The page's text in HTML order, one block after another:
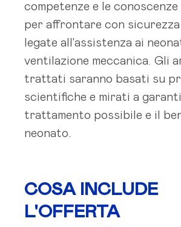
competenze e le
per affrontare con sicurezza
legate all'assistenza ai
ventilazione meccanica. Gli
trattati saranno basati su
scientifiche e mirati a
trattamento possibile e il
neonato.
COSA INCLUDE
L'OFFERTA